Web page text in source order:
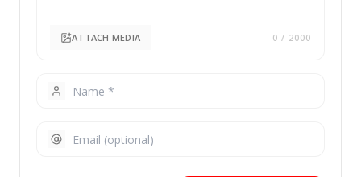
ATTACH MEDIA 0 / 2000